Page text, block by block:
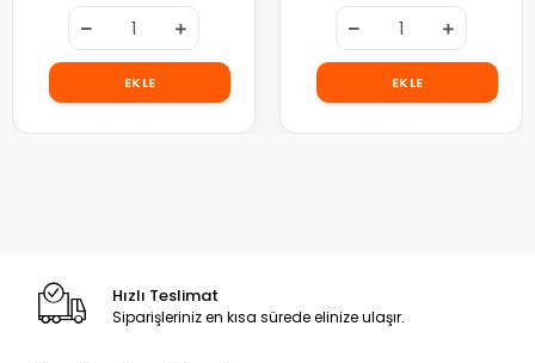
EKLE EKLE
Hızlı Teslimat
Siparişleriniz en kısa sürede elinize ulaşır.